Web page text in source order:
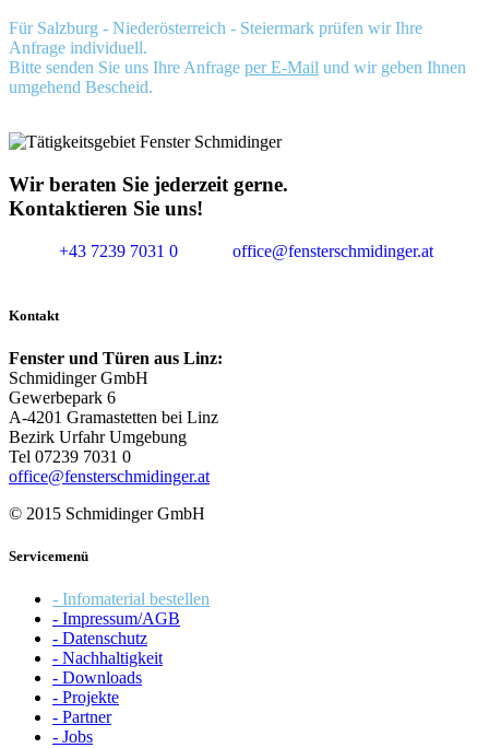
Für Salzburg - Niederösterreich - Steiermark prüfen wir Ihre
Anfrage individuell.
Bitte senden Sie uns Ihre Anfrage per E-Mail und wir geben Ihnen
umgehend Bescheid.
Wir beraten Sie jederzeit gerne.
Kontaktieren Sie uns!
+43 7239 7031 0 office@fensterschmidinger.at
Kontakt
Fenster und Türen aus Linz:
Schmidinger GmbH
Gewerbepark 6
A-4201 Gramastetten bei Linz
Bezirk Urfahr Umgebung
Tel 07239 7031 0
office@fensterschmidinger.at
© 2015 Schmidinger GmbH
Servicemenü
- Infomaterial bestellen
- Impressum/AGB
- Datenschutz
- Nachhaltigkeit
- Downloads
- Projekte
- Partner
- Jobs